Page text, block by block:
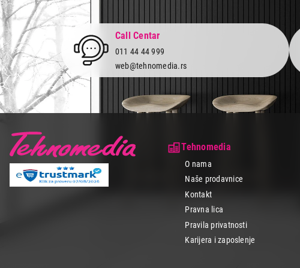
Tehnomedia nudi
plaćanja pa izaberi
Poseti naš online
zdravlje svoje
Call Centar
011 44 44 999
web@tehnomedia.rs
Tehnomedia
O nama
Naše prodavnice
Kontakt
Pravna lica
Pravila privatnosti
Karijera i zaposlenje